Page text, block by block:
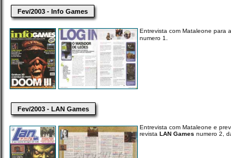
Fev/2003 - Info Games
Entrevista com Mataleone
numero 1.
Fev/2003 - LAN Games
Entrevista com Mataleone e
revista LAN Games numero 2,